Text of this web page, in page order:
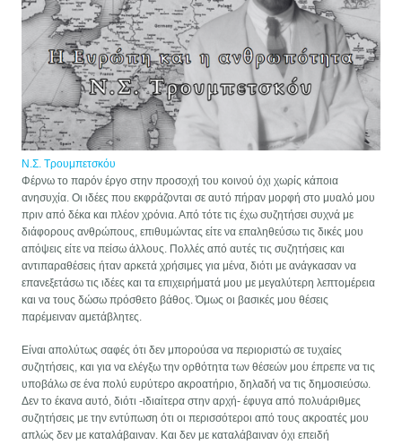
Ν.Σ. Τρουμπετσκόυ
Φέρνω το παρόν έργο στην προσοχή του κοινού όχι χωρίς κάποια
ανησυχία. Οι ιδέες που εκφράζονται σε αυτό πήραν μορφή στο μυαλό μου
πριν από δέκα και πλέον χρόνια. Από τότε τις έχω συζητήσει συχνά με
διάφορους ανθρώπους, επιθυμώντας είτε να επαληθεύσω τις δικές μου
απόψεις είτε να πείσω άλλους. Πολλές από αυτές τις συζητήσεις και
αντιπαραθέσεις ήταν αρκετά χρήσιμες για μένα, διότι με ανάγκασαν να
επανεξετάσω τις ιδέες και τα επιχειρήματά μου με μεγαλύτερη λεπτομέρεια
και να τους δώσω πρόσθετο βάθος. Όμως οι βασικές μου θέσεις
παρέμειναν αμετάβλητες.
Είναι απολύτως σαφές ότι δεν μπορούσα να περιοριστώ σε τυχαίες
συζητήσεις, και για να ελέγξω την ορθότητα των θέσεών μου έπρεπε να τις
υποβάλω σε ένα πολύ ευρύτερο ακροατήριο, δηλαδή να τις δημοσιεύσω.
Δεν το έκανα αυτό, διότι -ιδιαίτερα στην αρχή- έφυγα από πολυάριθμες
συζητήσεις με την εντύπωση ότι οι περισσότεροι από τους ακροατές μου
απλώς δεν με καταλάβαιναν. Και δεν με καταλάβαιναν όχι επειδή